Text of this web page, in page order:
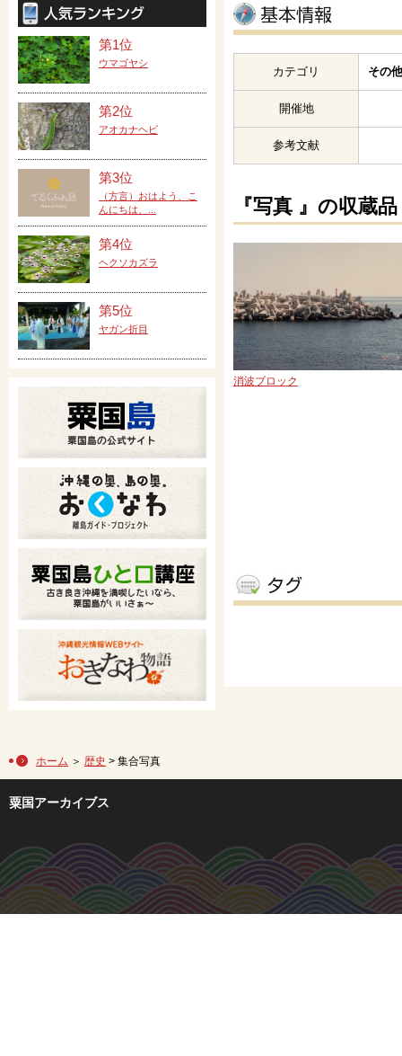
カテゴリ その
開催地
参考文献
『写真 』の収蔵品
消波ブロック
第1位
ウマゴヤシ
第2位
アオカナヘビ
第3位
（方言）おはよう、こ
んにちは、...
第4位
ヘクソカズラ
第5位
ヤガン折目
ホーム ＞ 歴史 > 集合写真
粟国アーカイブス